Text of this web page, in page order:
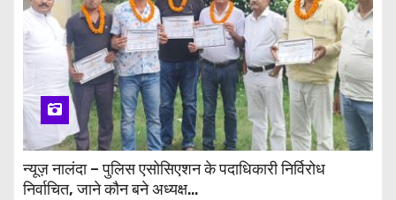
न्यूज़ नालंदा – पुलिस एसोसिएशन के पदाधिकारी निर्विरोध
निर्वाचित, जाने कौन बने अध्यक्ष…